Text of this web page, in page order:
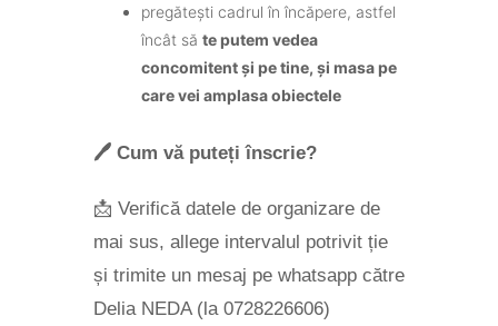
pregătești cadrul în încăpere, astfel
încât să te putem vedea
concomitent și pe tine, și masa pe
care vei amplasa obiectele
🖊️ Cum vă puteți înscrie?
📩 Verifică datele de organizare de
mai sus, allege intervalul potrivit ție
și trimite un mesaj pe whatsapp către
Delia NEDA (la 0728226606)